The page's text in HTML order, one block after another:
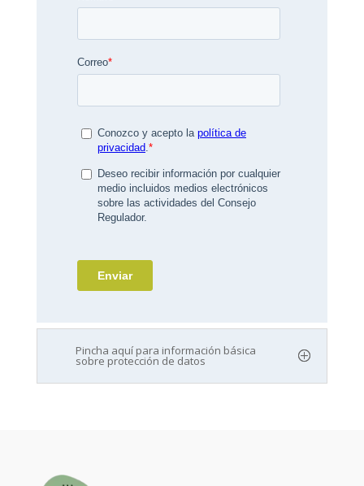
Pincha aquí para información básica
sobre protección de datos